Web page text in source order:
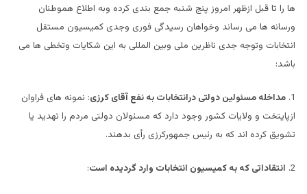
ها را تا قبل ازظهر امروز پنج شنبه جمع بندی کرده وبه اطلاع هموطنان
ورسانه ها می رساند وخواهان رسیدگی فوری وجدی کمیسیون مستقل
انتخابات وتوجه جدی ناظرین ملی وبین المللی به این شکایات وتخطی ها می
باشد:
1. مداخله مسئولین دولتی درانتخابات به نفع آقای کرزی: نمونه های فراوان
ازپایتخت و ولایات کشور وجود دارد که مسئولان دولتی مردم را تهدید یا
تشویق کرده اند که به رئیس جمهورکرزی رأی بدهند.
2. انتقاداتی که به کمیسیون انتخابات وارد گردیده است: